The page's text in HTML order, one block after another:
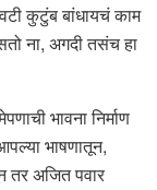
कुटुंब बांधायचं काम
ना, अगदी तसंच हा
भावना निर्माण
भाषणातून,
तर अजित पवार